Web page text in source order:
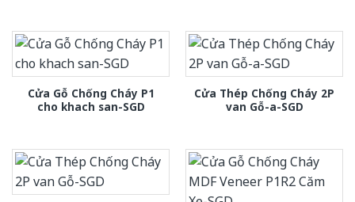
Cửa Gỗ Chống Cháy P1
cho khach san-SGD
Cửa Thép Chống Cháy 2P
van Gỗ-a-SGD